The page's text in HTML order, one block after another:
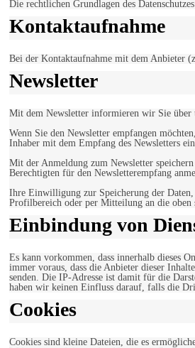
Die rechtlichen Grundlagen des
Kontaktaufnahme
Bei der Kontaktaufnahme mit dem Anbieter
Newsletter
Mit dem Newsletter informieren wir Sie über
Wenn Sie den Newsletter empfangen
Inhaber mit dem Empfang des Newsletters
Mit der Anmeldung zum Newsletter
Berechtigten für den Newsletterempfang
Ihre Einwilligung zur Speicherung der
Profilbereich oder per Mitteilung an die
Einbindung von
Es kann vorkommen, dass innerhalb dieses
immer voraus, dass die Anbieter dieser
senden. Die IP-Adresse ist damit für die
haben wir keinen Einfluss darauf, falls die
Cookies
Cookies sind kleine Dateien, die es